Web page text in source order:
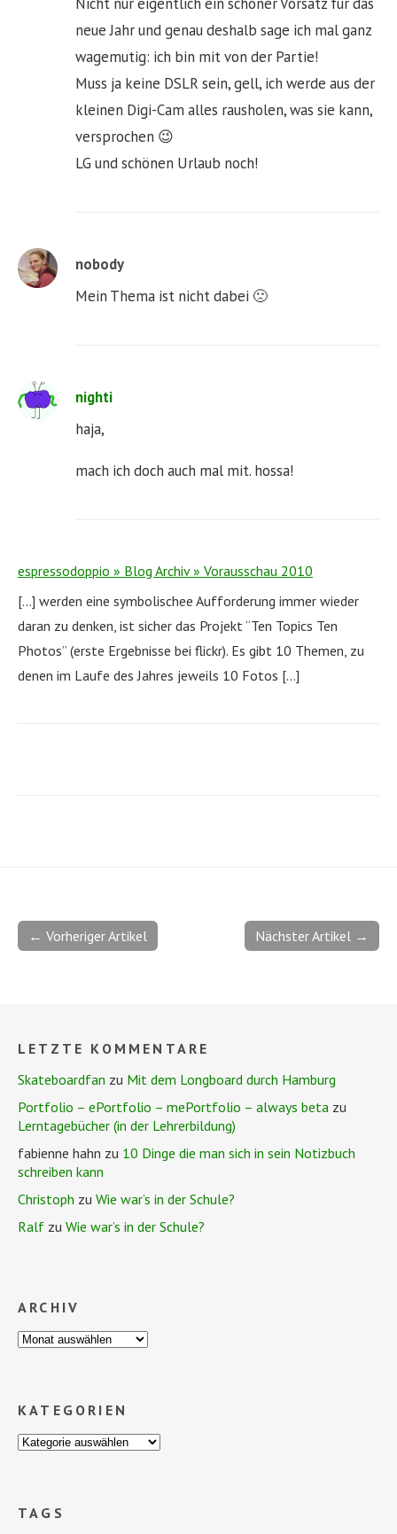
Nicht nur eigentlich ein schöner Vorsatz für das
neue Jahr und genau deshalb sage ich mal ganz
wagemutig: ich bin mit von der Partie!
Muss ja keine DSLR sein, gell, ich werde aus der
kleinen Digi-Cam alles rausholen, was sie kann,
versprochen 😉
LG und schönen Urlaub noch!
nobody
Mein Thema ist nicht dabei 🙁
nighti
haja,
mach ich doch auch mal mit. hossa!
espressodoppio » Blog Archiv » Vorausschau 2010
[…] werden eine symbolischee Aufforderung immer wieder
daran zu denken, ist sicher das Projekt “Ten Topics Ten
Photos” (erste Ergebnisse bei flickr). Es gibt 10 Themen, zu
denen im Laufe des Jahres jeweils 10 Fotos […]
Nächster Artikel →
← Vorheriger Artikel
LETZTE KOMMENTARE
Skateboardfan zu Mit dem Longboard durch Hamburg
Portfolio – ePortfolio – mePortfolio – always beta zu
Lerntagebücher (in der Lehrerbildung)
fabienne hahn zu 10 Dinge die man sich in sein Notizbuch
schreiben kann
Christoph zu Wie war’s in der Schule?
Ralf zu Wie war’s in der Schule?
ARCHIV
KATEGORIEN
TAGS